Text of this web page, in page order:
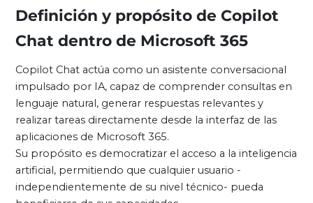
Definición y propósito de Copilot
Chat dentro de Microsoft 365
Copilot Chat actúa como un asistente conversacional
impulsado por IA, capaz de comprender consultas en
lenguaje natural, generar respuestas relevantes y
realizar tareas directamente desde la interfaz de las
aplicaciones de Microsoft 365.
Su propósito es democratizar el acceso a la inteligencia
artificial, permitiendo que cualquier usuario -
independientemente de su nivel técnico- pueda